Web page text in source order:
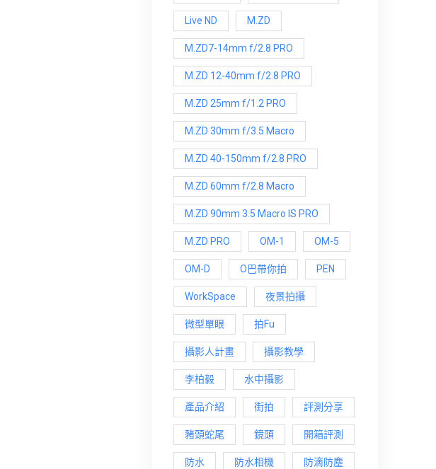
Live ND M.ZD
M.ZD7-14mm f/2.8 PRO
M.ZD 12-40mm f/2.8 PRO
M.ZD 25mm f/1.2 PRO
M.ZD 30mm f/3.5 Macro
M.ZD 40-150mm f/2.8 PRO
M.ZD 60mm f/2.8 Macro
M.ZD 90mm 3.5 Macro IS PRO
M.ZD PRO OM-1 OM-5
OM-D O巴帶你拍 PEN
WorkSpace 夜景拍攝
微型單眼 拍Fu
攝影人計畫 攝影教學
李柏毅 水中攝影
產品介紹 街拍 評測分享
豬頭蛇尾 鏡頭 開箱評測
防水 防水相機 防滴防塵